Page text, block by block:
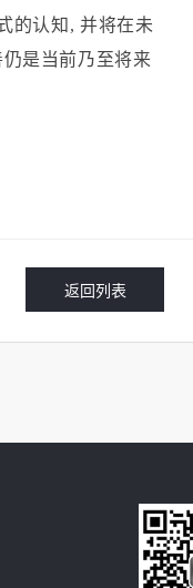
的认知 ,并将在未
是当前乃至将来
返回列表